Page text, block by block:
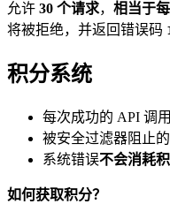
允许 30 个请求， 相当于
将被拒绝，并返回错误码
积分系统
每次成功的 API 调
被安全过滤器阻止
系统错误不会消耗
如何获取积分？